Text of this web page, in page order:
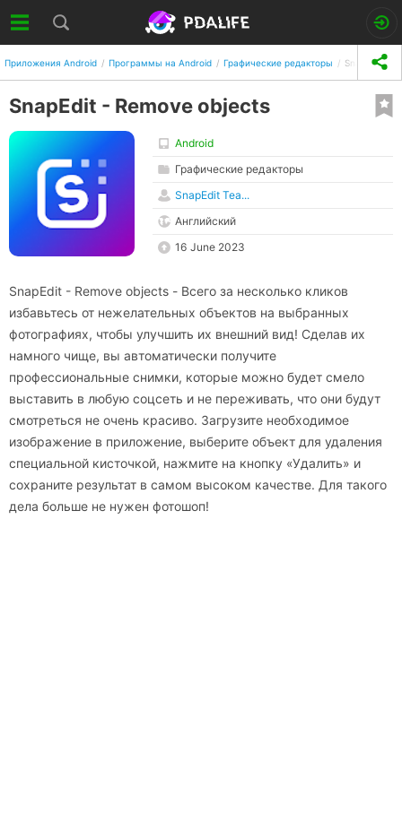
Приложения Android Программы на Android Графические редакторы SnapEdit -
SnapEdit - Remove objects
Android
Графические редакторы
SnapEdit Tea...
Английский
16 June 2023
SnapEdit - Remove objects - Всего за несколько кликов
избавьтесь от нежелательных объектов на выбранных
фотографиях, чтобы улучшить их внешний вид! Сделав их
намного чище, вы автоматически получите
профессиональные снимки, которые можно будет смело
выставить в любую соцсеть и не переживать, что они будут
смотреться не очень красиво. Загрузите необходимое
изображение в приложение, выберите объект для удаления
специальной кисточкой, нажмите на кнопку «Удалить» и
сохраните результат в самом высоком качестве. Для такого
дела больше не нужен фотошоп!